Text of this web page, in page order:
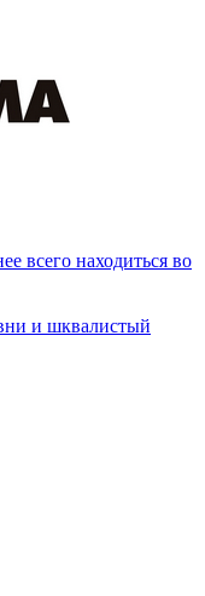
всего находиться во
и шквалистый